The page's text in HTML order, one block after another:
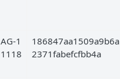
AG-1
1118
186847aa1509a9b6a
2371fabefcfbb4a